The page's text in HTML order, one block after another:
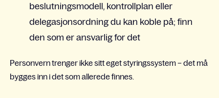
beslutningsmodell, kontrollplan eller
delegasjonsordning du kan koble på; finn
den som er ansvarlig for det
Personvern trenger ikke sitt eget styringssystem – det må
bygges inn i det som allerede finnes.